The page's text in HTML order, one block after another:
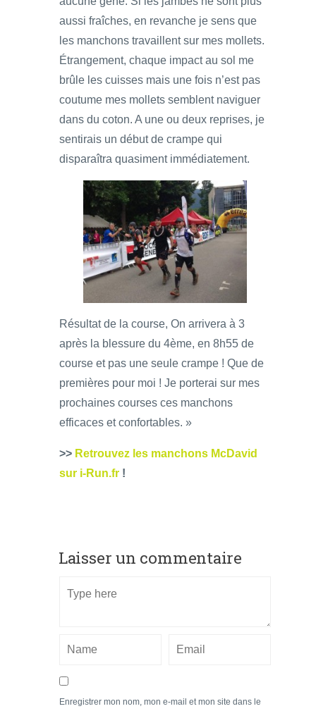
aussi fraîches, en revanche je sens que
les manchons travaillent sur mes mollets.
Étrangement, chaque impact au sol me
brûle les cuisses mais une fois n’est pas
coutume mes mollets semblent naviguer
dans du coton. A une ou deux reprises, je
sentirais un début de crampe qui
disparaîtra quasiment immédiatement.
Résultat de la course, On arrivera à 3
après la blessure du 4ème, en 8h55 de
course et pas une seule crampe ! Que de
premières pour moi ! Je porterai sur mes
prochaines courses ces manchons
efficaces et confortables. »
>> Retrouvez les manchons McDavid
sur i-Run.fr !
Laisser un commentaire
Enregistrer mon nom, mon e-mail et mon site dans le